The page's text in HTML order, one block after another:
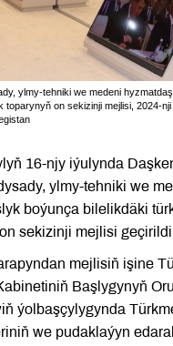
ylmy-tehniki we medeni
toparynyň on sekizinji mejlisi, 2024-
16-njy iýulynda
ylmy-tehniki we
boýunça bilelikdäki
sekizinji mejlisi
mejlisiň işine
Başlygynyň
ýolbaşçylygynda
we pudaklaýyn